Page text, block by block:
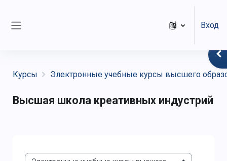
Вход
Курсы Электронные учебные курсы высшего
Высшая школа креативных индустрий